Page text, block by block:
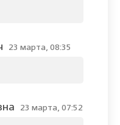
23 марта, 08:35
23 марта, 07:52